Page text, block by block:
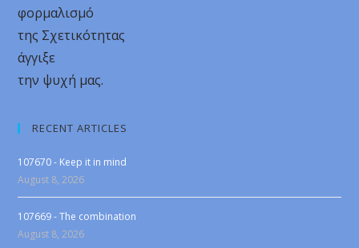
φορμαλισμό
της Σχετικότητας
άγγιξε
την ψυχή μας.
RECENT ARTICLES
107670 - Keep it in mind
August 8, 2026
107669 - The combination
August 8, 2026